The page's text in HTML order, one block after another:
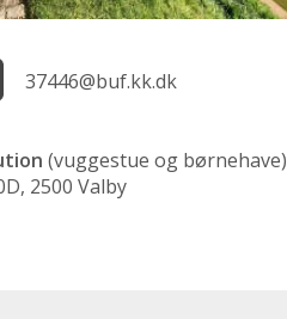
37446@buf.kk.dk
(vuggestue og børnehave)
2500 Valby